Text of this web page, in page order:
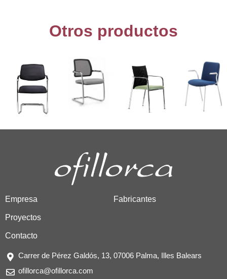
Otros productos
Empresa Fabricantes
Proyectos
Contacto
Carrer de Pérez Galdós, 13, 07006 Palma, Illes Balears
ofillorca@ofillorca.com